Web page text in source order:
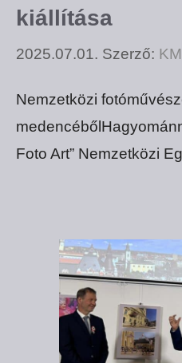
kiállítása
2025.07.01. Szerző:
Nemzetközi
Foto Art” Nemzetközi